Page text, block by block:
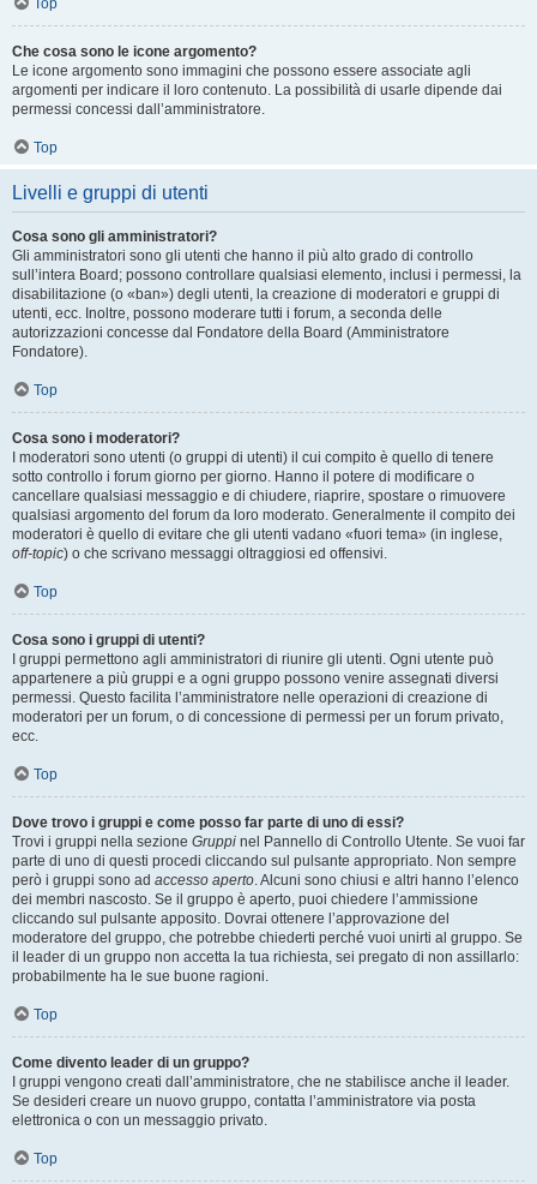
Top
Che cosa sono le icone argomento?
Le icone argomento sono immagini che possono essere associate agli
argomenti per indicare il loro contenuto. La possibilità di usarle dipende dai
permessi concessi dall’amministratore.
Top
Livelli e gruppi di utenti
Cosa sono gli amministratori?
Gli amministratori sono gli utenti che hanno il più alto grado di controllo
sull’intera Board; possono controllare qualsiasi elemento, inclusi i permessi, la
disabilitazione (o «ban») degli utenti, la creazione di moderatori e gruppi di
utenti, ecc. Inoltre, possono moderare tutti i forum, a seconda delle
autorizzazioni concesse dal Fondatore della Board (Amministratore
Fondatore).
Top
Cosa sono i moderatori?
I moderatori sono utenti (o gruppi di utenti) il cui compito è quello di tenere
sotto controllo i forum giorno per giorno. Hanno il potere di modificare o
cancellare qualsiasi messaggio e di chiudere, riaprire, spostare o rimuovere
qualsiasi argomento del forum da loro moderato. Generalmente il compito dei
moderatori è quello di evitare che gli utenti vadano «fuori tema» (in inglese,
off-topic) o che scrivano messaggi oltraggiosi ed offensivi.
Top
Cosa sono i gruppi di utenti?
I gruppi permettono agli amministratori di riunire gli utenti. Ogni utente può
appartenere a più gruppi e a ogni gruppo possono venire assegnati diversi
permessi. Questo facilita l’amministratore nelle operazioni di creazione di
moderatori per un forum, o di concessione di permessi per un forum privato,
ecc.
Top
Dove trovo i gruppi e come posso far parte di uno di essi?
Trovi i gruppi nella sezione Gruppi nel Pannello di Controllo Utente. Se vuoi far
parte di uno di questi procedi cliccando sul pulsante appropriato. Non sempre
però i gruppi sono ad accesso aperto. Alcuni sono chiusi e altri hanno l’elenco
dei membri nascosto. Se il gruppo è aperto, puoi chiedere l’ammissione
cliccando sul pulsante apposito. Dovrai ottenere l’approvazione del
moderatore del gruppo, che potrebbe chiederti perché vuoi unirti al gruppo. Se
il leader di un gruppo non accetta la tua richiesta, sei pregato di non assillarlo:
probabilmente ha le sue buone ragioni.
Top
Come divento leader di un gruppo?
I gruppi vengono creati dall’amministratore, che ne stabilisce anche il leader.
Se desideri creare un nuovo gruppo, contatta l’amministratore via posta
elettronica o con un messaggio privato.
Top